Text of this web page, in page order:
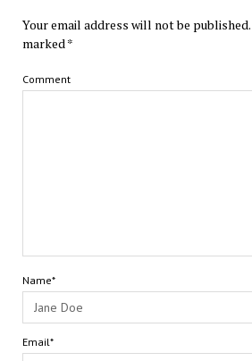
Your email address will not be published.
marked*
Comment
Name*
Email*